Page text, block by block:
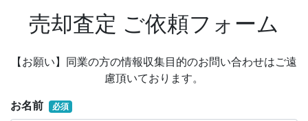
売却査定 ご依頼フォーム
【お願い】同業の方の情報収集目的のお問い合わせはご遠
慮頂いております。
お名前
必須